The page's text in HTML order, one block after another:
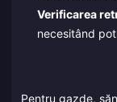
Verificarea
necesitând
Pentru gazde,